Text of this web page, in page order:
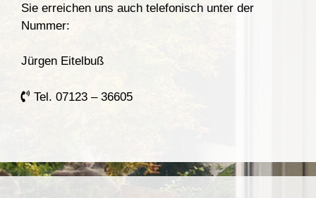
Sie erreichen uns auch telefonisch unter der
Nummer:
Jürgen Eitelbuß
Tel. 07123 – 36605